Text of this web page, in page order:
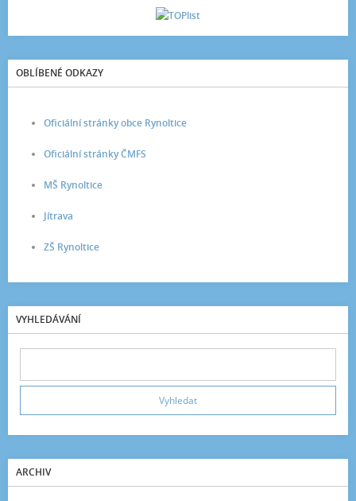
OBLÍBENÉ ODKAZY
Oficiální stránky obce Rynoltice
Oficiální stránky ČMFS
MŠ Rynoltice
Jítrava
ZŠ Rynoltice
VYHLEDÁVÁNÍ
ARCHIV